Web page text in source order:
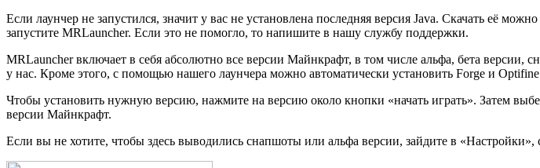
Если лаунчер не запустился, значит у вас не установлена последняя версия Java. Скачать её
запустите MRLauncher. Если это не помогло, то напишите в нашу службу поддержки.
MRLauncher включает в себя абсолютно все версии Майнкрафт, в том числе альфа, бета версии,
у нас. Кроме этого, с помощью нашего лаунчера можно автоматически установить Forge и
Чтобы установить нужную версию, нажмите на версию около кнопки «начать играть». Затем
версии Майнкрафт.
Если вы не хотите, чтобы здесь выводились снапшоты или альфа версии, зайдите в